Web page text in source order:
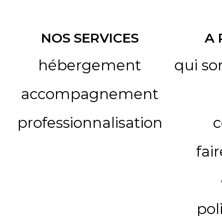
NOS SERVICES
hébergement
accompagnement
professionnalisation
A
qui